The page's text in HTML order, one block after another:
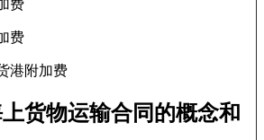
费
费
港附加费
上货物运输合同的概念和